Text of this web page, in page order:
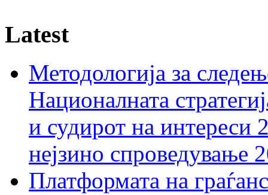
Latest
Методологија за
Националната
и судирот на интереси
нејзино спроведување
Платформата на